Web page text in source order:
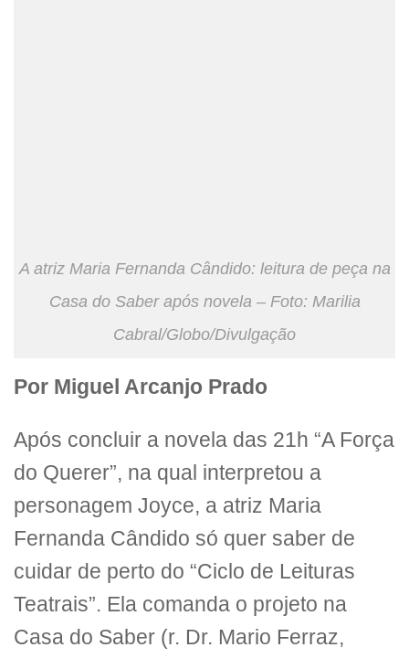
A atriz Maria Fernanda Cândido: leitura de peça na
Casa do Saber após novela – Foto: Marilia
Cabral/Globo/Divulgação
Por Miguel Arcanjo Prado
Após concluir a novela das 21h “A Força
do Querer”, na qual interpretou a
personagem Joyce, a atriz Maria
Fernanda Cândido só quer saber de
cuidar de perto do “Ciclo de Leituras
Teatrais”. Ela comanda o projeto na
Casa do Saber (r. Dr. Mario Ferraz,